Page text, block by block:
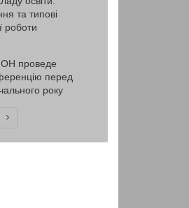
та типові
роботи
проведе
перед
року
Наступна